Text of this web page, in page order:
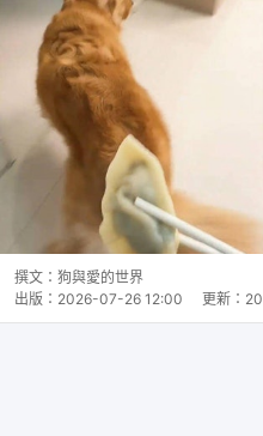
撰文： 狗與愛的世界
出版： 2026-07-26 12:00 更新：